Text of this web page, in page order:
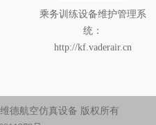
乘务训练设备维护管理系
统：
http://kf.vaderair.cn
德航空仿真设备 版权所有